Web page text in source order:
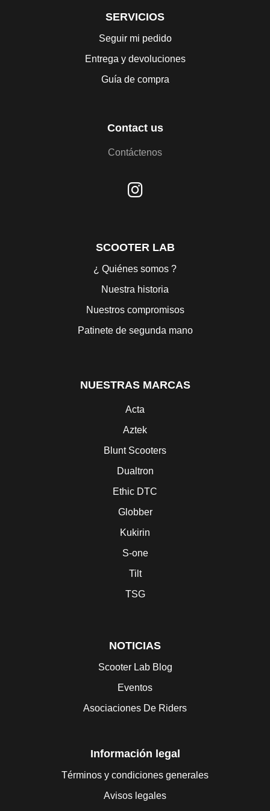
SERVICIOS
Seguir mi pedido
Entrega y devoluciones
Guía de compra
Contact us
Contáctenos
SCOOTER LAB
¿ Quiénes somos ?
Nuestra historia
Nuestros compromisos
Patinete de segunda mano
NUESTRAS MARCAS
Acta
Aztek
Blunt Scooters
Dualtron
Ethic DTC
Globber
Kukirin
S-one
Tilt
TSG
NOTICIAS
Scooter Lab Blog
Eventos
Asociaciones De Riders
Información legal
Términos y condiciones generales
Avisos legales